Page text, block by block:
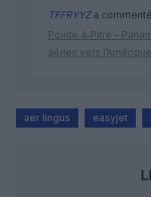
TFFRYYZa
Pointe‑à‑Pitre –
aérien vers
aer lingus easyjet